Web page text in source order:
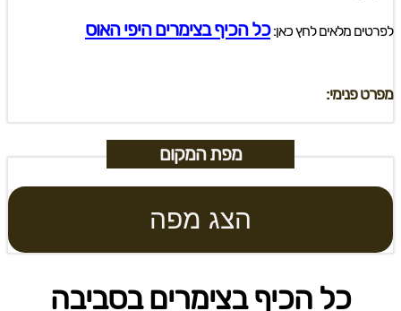
לפרטים מלאים לחץ כאן:כל הכיף בצימרים היפי האוס
מפרט פנימי:
מפת המקום
הצג מפה
כל הכיף בצימרים בסביבה